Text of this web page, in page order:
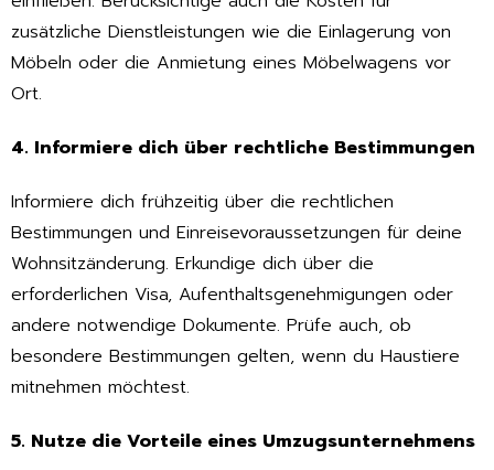
zusätzliche Dienstleistungen wie die Einlagerung von
Möbeln oder die Anmietung eines Möbelwagens vor
Ort.
4. Informiere dich über rechtliche Bestimmungen
Informiere dich frühzeitig über die rechtlichen
Bestimmungen und Einreisevoraussetzungen für deine
Wohnsitzänderung. Erkundige dich über die
erforderlichen Visa, Aufenthaltsgenehmigungen oder
andere notwendige Dokumente. Prüfe auch, ob
besondere Bestimmungen gelten, wenn du Haustiere
mitnehmen möchtest.
5. Nutze die Vorteile eines Umzugsunternehmens